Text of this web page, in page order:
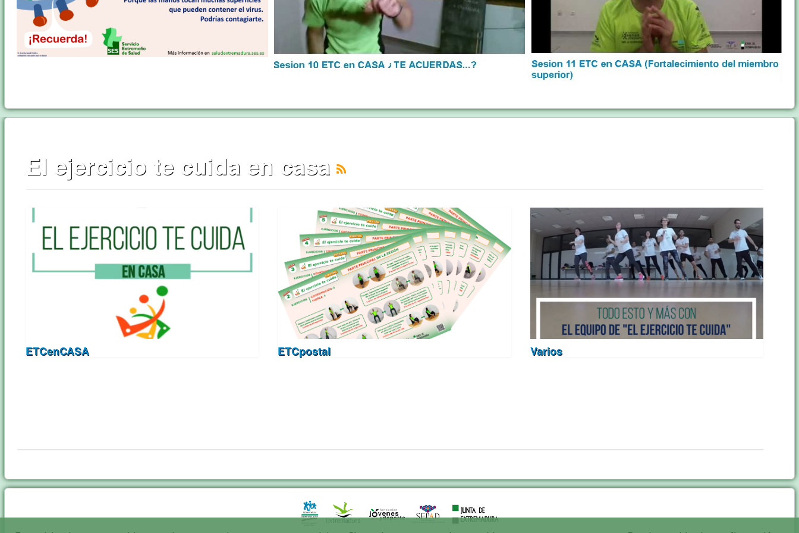
El ejercicio te cuida en casa
ETCenCASA ETCpostal Varios